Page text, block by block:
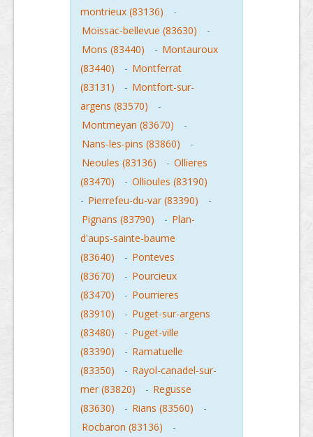
montrieux (83136)
-
Moissac-bellevue (83630)
-
Mons (83440)
- Montauroux
(83440)
- Montferrat
(83131)
- Montfort-sur-
argens (83570)
-
Montmeyan (83670)
-
Nans-les-pins (83860)
-
Neoules (83136)
- Ollieres
(83470)
- Ollioules (83190)
- Pierrefeu-du-var (83390)
-
Pignans (83790)
- Plan-
d'aups-sainte-baume
(83640)
- Ponteves
(83670)
- Pourcieux
(83470)
- Pourrieres
(83910)
- Puget-sur-argens
(83480)
- Puget-ville
(83390)
- Ramatuelle
(83350)
- Rayol-canadel-sur-
mer (83820)
- Regusse
(83630)
- Rians (83560)
-
Rocbaron (83136)
-